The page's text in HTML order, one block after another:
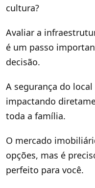
cultura?
Avaliar a
é um passo
decisão.
A segurança do
impactando
toda a família.
O mercado
opções, mas é
perfeito para você.